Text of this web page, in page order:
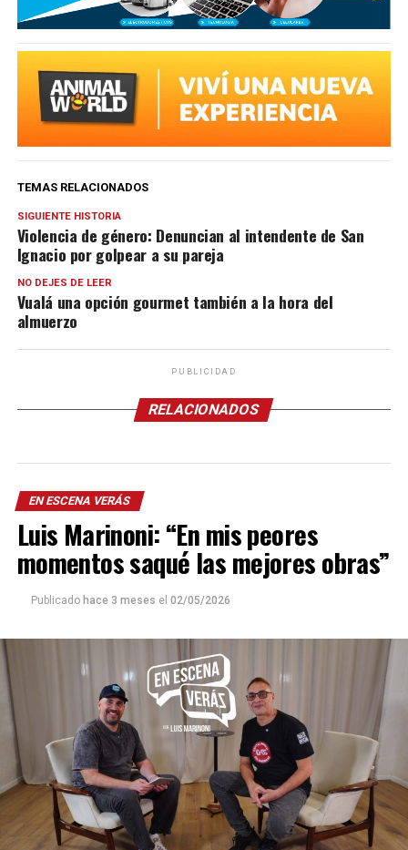
TEMAS RELACIONADOS
SIGUIENTE HISTORIA
Violencia de género: Denuncian al intendente de San
Ignacio por golpear a su pareja
NO DEJES DE LEER
Vualá una opción gourmet también a la hora del
almuerzo
PUBLICIDAD
RELACIONADOS
EN ESCENA VERÁS
Luis Marinoni: “En mis peores
momentos saqué las mejores obras”
Publicado hace 3 meses el 02/05/2026